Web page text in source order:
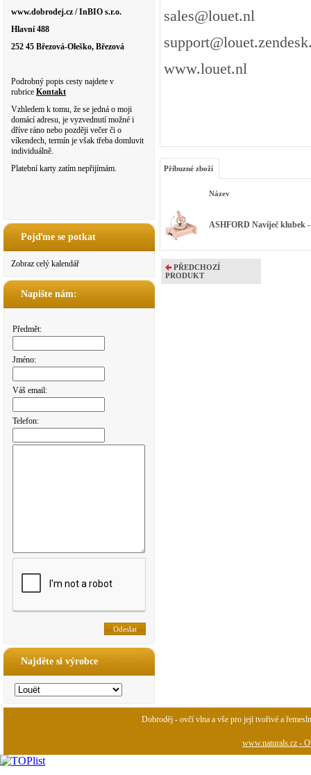
www.dobrodej.cz / InBIO s.r.o.
Hlavní 488
252 45 Březová-Oleško, Březová
Podrobný popis cesty najdete v
rubrice Kontakt
Vzhledem k tomu, že se jedná o moji
domácí adresu, je vyzvednutí možné i
dříve ráno nebo později večer či o
víkendech, termín je však třeba domluvit
individuálně.
Platební karty zatím nepřijímám.
Pojďme se potkat
Zobraz celý kalendář
Napište nám:
Předmět:
Jméno:
Váš email:
Telefon:
Najděte si výrobce
sales@louet.nl
www.louet.nl
Příbuzné zboží
Název
ASHFORD Navíječ klubek
PŘEDCHOZÍ
PRODUKT
Dobroděj - ovčí vlna a vše pro její tvořivé a
www.naturals.cz -